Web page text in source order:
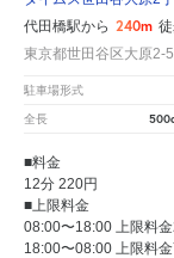
代田橋駅から 240m
東京都世田谷区大原2-5
駐車場形式
全長
■料金
12分 220円
■上限料金
08:00〜18:00 上限料
18:00〜08:00 上限料